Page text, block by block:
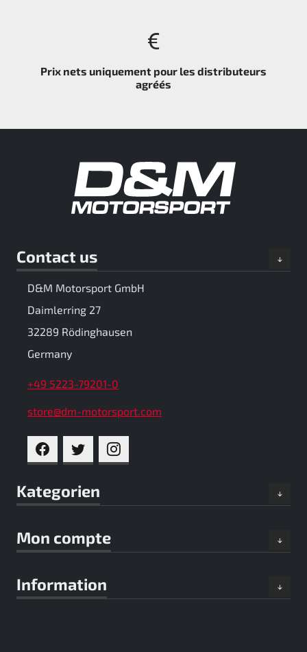
Prix nets uniquement pour les distributeurs
agréés
Kategorien
Mon compte
Information
Contact us
D&M Motorsport GmbH
Daimlerring 27
32289 Rödinghausen
Germany
+49 5223-79201-0
store@dm-motorsport.com
FACEBOOKTWITTERINSTAGRAM